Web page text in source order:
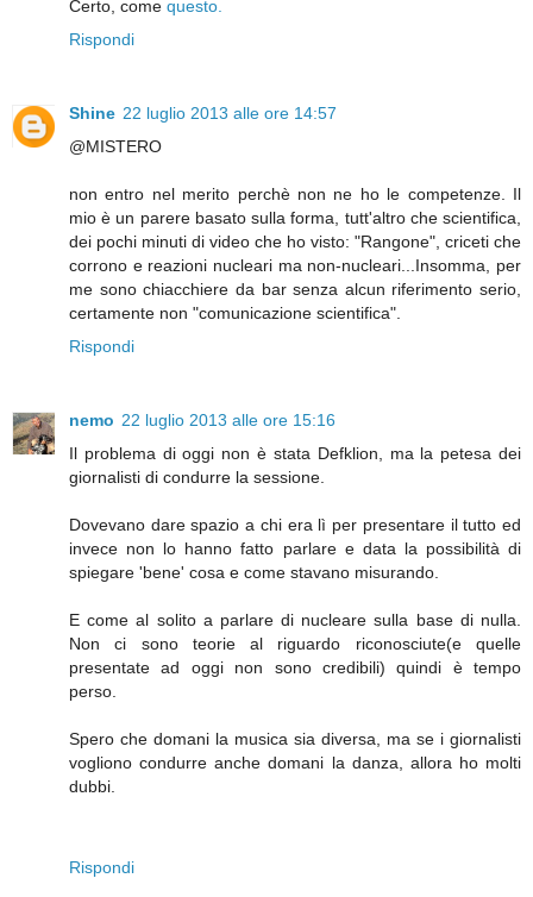
Certo, come questo.
Rispondi
Shine 22 luglio 2013 alle ore 14:57
@MISTERO
non entro nel merito perchè non ne ho le competenze. Il
mio è un parere basato sulla forma, tutt'altro che scientifica,
dei pochi minuti di video che ho visto: "Rangone", criceti che
corrono e reazioni nucleari ma non-nucleari...Insomma, per
me sono chiacchiere da bar senza alcun riferimento serio,
certamente non "comunicazione scientifica".
Rispondi
nemo 22 luglio 2013 alle ore 15:16
Il problema di oggi non è stata Defklion, ma la petesa dei
giornalisti di condurre la sessione.
Dovevano dare spazio a chi era lì per presentare il tutto ed
invece non lo hanno fatto parlare e data la possibilità di
spiegare 'bene' cosa e come stavano misurando.
E come al solito a parlare di nucleare sulla base di nulla.
Non ci sono teorie al riguardo riconosciute(e quelle
presentate ad oggi non sono credibili) quindi è tempo
perso.
Spero che domani la musica sia diversa, ma se i giornalisti
vogliono condurre anche domani la danza, allora ho molti
dubbi.
Rispondi